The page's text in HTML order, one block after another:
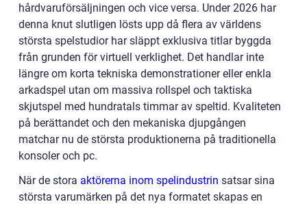
hårdvaruförsäljningen och vice versa. Under 2026 har
denna knut slutligen lösts upp då flera av världens
största spelstudior har släppt exklusiva titlar byggda
från grunden för virtuell verklighet. Det handlar inte
längre om korta tekniska demonstrationer eller enkla
arkadspel utan om massiva rollspel och taktiska
skjutspel med hundratals timmar av speltid. Kvaliteten
på berättandet och den mekaniska djupgången
matchar nu de största produktionerna på traditionella
konsoler och pc.
När de stora aktörerna inom spelindustrin satsar sina
största varumärken på det nya formatet skapas en